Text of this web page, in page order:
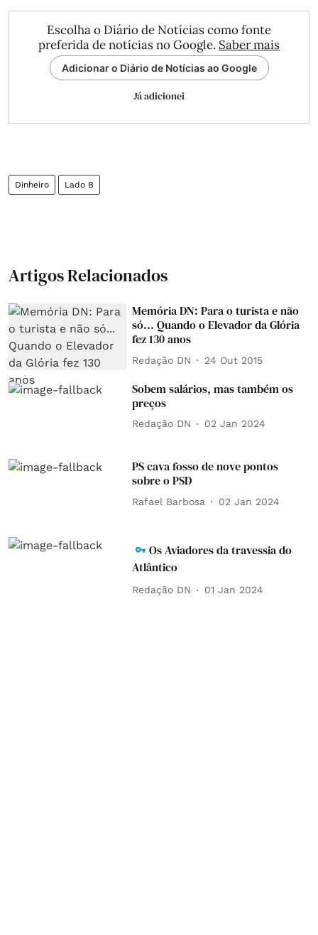
Escolha o Diário de Notícias como fonte
preferida de notícias no Google. Saber mais
Adicionar o Diário de Notícias ao Google
Já adicionei
Dinheiro Lado B
Artigos Relacionados
Memória DN: Para o turista e não
só... Quando o Elevador da Glória
fez 130 anos
Redação DN 24 Out 2015
Sobem salários, mas também os
preços
Redação DN 02 Jan 2024
PS cava fosso de nove pontos
sobre o PSD
Rafael Barbosa 02 Jan 2024
Os Aviadores da travessia do
Atlântico
Redação DN 01 Jan 2024